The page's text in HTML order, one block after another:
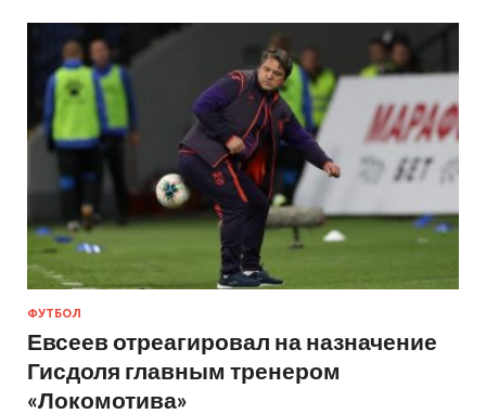
ФУТБОЛ
Евсеев отреагировал на назначение
Гисдоля главным тренером
«Локомотива»